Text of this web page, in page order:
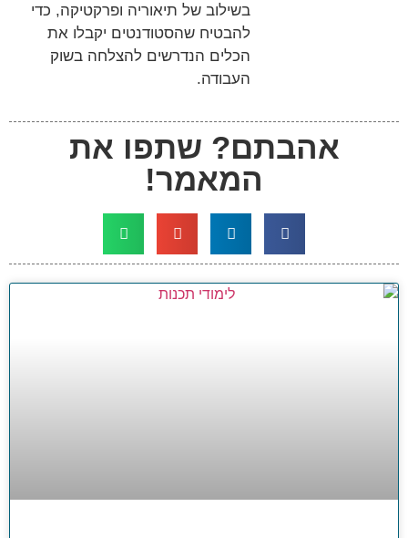
בשילוב של תיאוריה ופרקטיקה, כדי
להבטיח שהסטודנטים יקבלו את
הכלים הנדרשים להצלחה בשוק
העבודה.
אהבתם? שתפו את
המאמר!